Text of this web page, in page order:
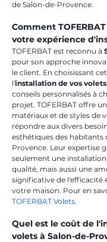
de Salon-de-Provence.
Comment
votre expérience
TOFERBAT est reconnu à
pour son approche
le client. En choisissant
l'installation de vos volets
conseils personnalisés à
projet. TOFERBAT offre
matériaux et de styles de
répondre aux divers
esthétiques des habitants
Provence. Leur expertise
seulement une
qualité, mais aussi une
significative de l'efficacité
votre maison. Pour en
TOFERBAT Volets.
Quel est le coût de
volets à Salon-de-